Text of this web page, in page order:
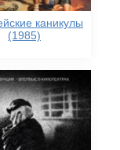
каникулы
(1985)